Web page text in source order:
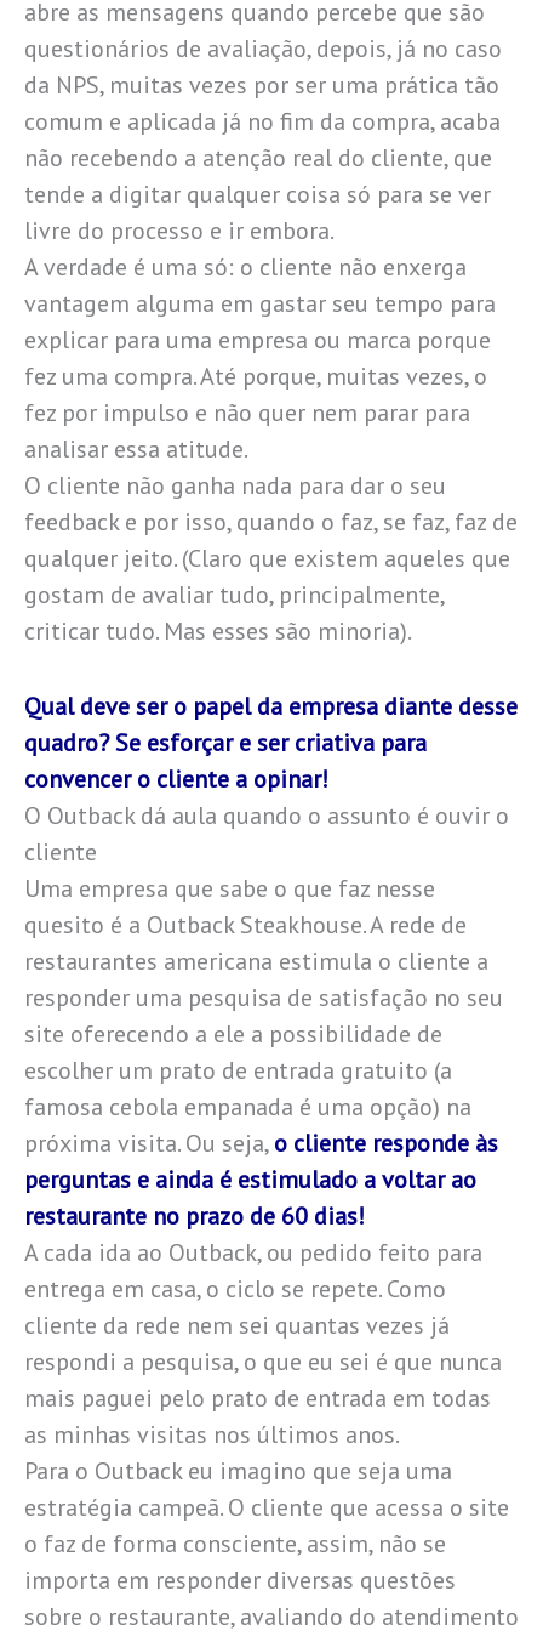
abre as mensagens quando percebe que são
questionários de avaliação, depois, já no caso
da NPS, muitas vezes por ser uma prática tão
comum e aplicada já no fim da compra, acaba
não recebendo a atenção real do cliente, que
tende a digitar qualquer coisa só para se ver
livre do processo e ir embora.
A verdade é uma só: o cliente não enxerga
vantagem alguma em gastar seu tempo para
explicar para uma empresa ou marca porque
fez uma compra. Até porque, muitas vezes, o
fez por impulso e não quer nem parar para
analisar essa atitude.
O cliente não ganha nada para dar o seu
feedback e por isso, quando o faz, se faz, faz de
qualquer jeito. (Claro que existem aqueles que
gostam de avaliar tudo, principalmente,
criticar tudo. Mas esses são minoria).
Qual deve ser o papel da empresa diante desse
quadro? Se esforçar e ser criativa para
convencer o cliente a opinar!
O Outback dá aula quando o assunto é ouvir o
cliente
Uma empresa que sabe o que faz nesse
quesito é a Outback Steakhouse. A rede de
restaurantes americana estimula o cliente a
responder uma pesquisa de satisfação no seu
site oferecendo a ele a possibilidade de
escolher um prato de entrada gratuito (a
famosa cebola empanada é uma opção) na
próxima visita. Ou seja,o cliente responde às
perguntas e ainda é estimulado a voltar ao
restaurante no prazo de 60 dias!
A cada ida ao Outback, ou pedido feito para
entrega em casa, o ciclo se repete. Como
cliente da rede nem sei quantas vezes já
respondi a pesquisa, o que eu sei é que nunca
mais paguei pelo prato de entrada em todas
as minhas visitas nos últimos anos.
Para o Outback eu imagino que seja uma
estratégia campeã. O cliente que acessa o site
o faz de forma consciente, assim, não se
importa em responder diversas questões
sobre o restaurante, avaliando do atendimento